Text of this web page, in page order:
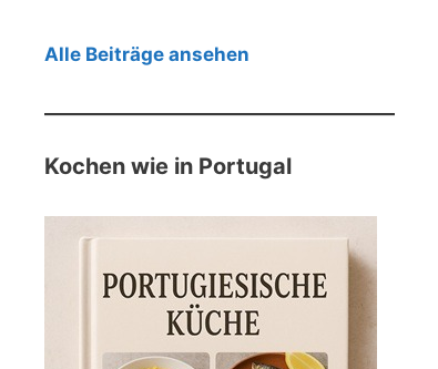
Alle Beiträge ansehen
Kochen wie in Portugal